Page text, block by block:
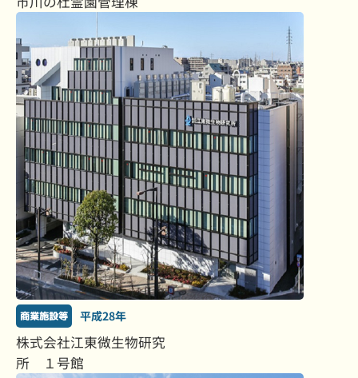
商業施設等 平成28年
株式会社江東微生物研究
所 １号館